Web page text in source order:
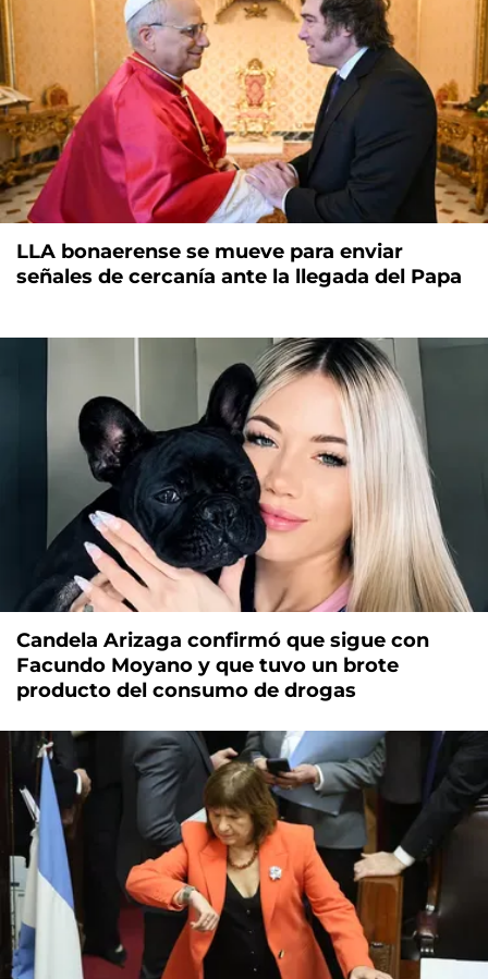
LLA bonaerense se mueve para enviar
señales de cercanía ante la llegada del Papa
Candela Arizaga confirmó que sigue con
Facundo Moyano y que tuvo un brote
producto del consumo de drogas